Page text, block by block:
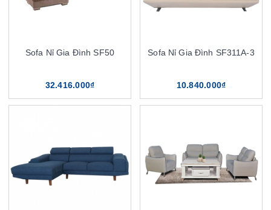
Sofa Nỉ Gia Đình SF50
32.416.000₫
Sofa Nỉ Gia Đình SF311A-3
10.840.000₫